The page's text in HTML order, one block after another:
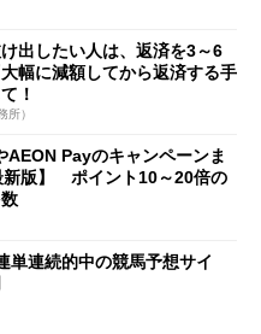
出したい人は、返済を3～6
幅に減額してから返済する手
！
所）
AEON Payのキャンペーンま
新版】 ポイント10～20倍の
単連続的中の競馬予想サイ